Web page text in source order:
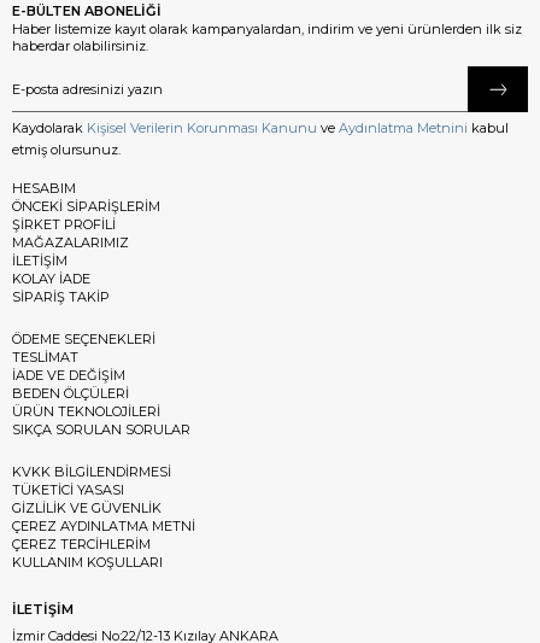
E-BÜLTEN ABONELİĞİ
Haber listemize kayıt olarak kampanyalardan, indirim ve yeni ürünlerden ilk siz
haberdar olabilirsiniz.
Kaydolarak Kişisel Verilerin Korunması Kanunu ve Aydınlatma Metnini kabul
etmiş olursunuz.
HESABIM
ÖNCEKİ SİPARİŞLERİM
ŞİRKET PROFİLİ
MAĞAZALARIMIZ
İLETİŞİM
KOLAY İADE
SİPARİŞ TAKİP
ÖDEME SEÇENEKLERİ
TESLİMAT
İADE VE DEĞİŞİM
BEDEN ÖLÇÜLERİ
ÜRÜN TEKNOLOJİLERİ
SIKÇA SORULAN SORULAR
KVKK BİLGİLENDİRMESİ
TÜKETİCİ YASASI
GİZLİLİK VE GÜVENLİK
ÇEREZ AYDINLATMA METNİ
ÇEREZ TERCİHLERİM
KULLANIM KOŞULLARI
İLETİŞİM
İzmir Caddesi No:22/12-13 Kızılay ANKARA